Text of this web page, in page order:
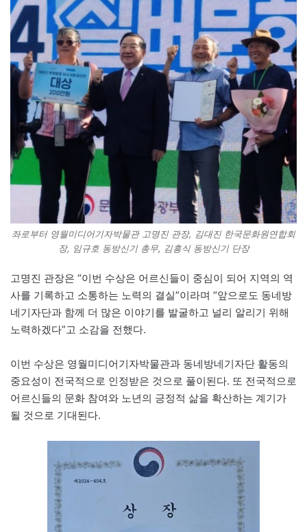
좌로부터 영월미디어기자박물관 고명진 관장, 김대진 한국문화원연합회
장, 임규호 동방신기 총무, 김흥식 동방신기 단장
고명진 관장은 “이번 수상은 어르신들이 중심이 되어 지역의 역
사를 기록하고 소통하는 노력의 결실”이라며 “앞으로도 동네방
네기자단과 함께 더 많은 이야기를 발굴하고 널리 알리기 위해
노력하겠다”고 소감을 전했다.
이번 수상은 영월미디어기자박물관과 동네방네기자단 활동의
중요성이 전국적으로 인정받은 것으로 풀이된다. 또 전국적으로
어르신들의 문화 참여와 노년의 긍정적 삶을 확산하는 계기가
될 것으로 기대된다.